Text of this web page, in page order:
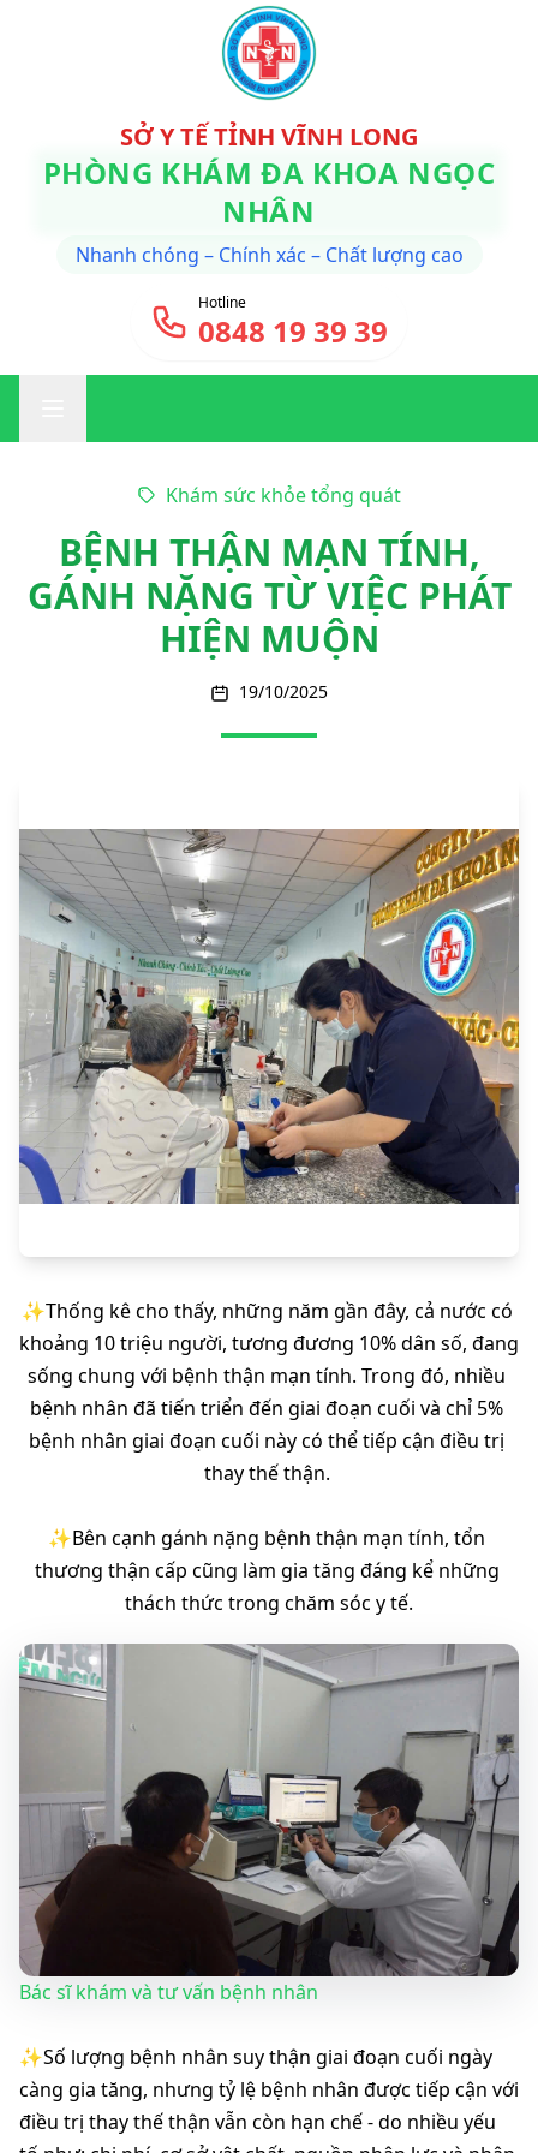
SỞ Y TẾ TỈNH VĨNH LONG
PHÒNG KHÁM ĐA KHOA NGỌC
NHÂN
Nhanh chóng – Chính xác – Chất lượng cao
Hotline
0848 19 39 39
Khám sức khỏe tổng quát
BỆNH THẬN MẠN TÍNH,
GÁNH NẶNG TỪ VIỆC PHÁT
HIỆN MUỘN
19/10/2025
✨️Thống kê cho thấy, những năm gần đây, cả nước có
khoảng 10 triệu người, tương đương 10% dân số, đang
sống chung với bệnh thận mạn tính. Trong đó, nhiều
bệnh nhân đã tiến triển đến giai đoạn cuối và chỉ 5%
bệnh nhân giai đoạn cuối này có thể tiếp cận điều trị
thay thế thận.
✨️Bên cạnh gánh nặng bệnh thận mạn tính, tổn
thương thận cấp cũng làm gia tăng đáng kể những
thách thức trong chăm sóc y tế.
Bác sĩ khám và tư vấn bệnh nhân
✨️Số lượng bệnh nhân suy thận giai đoạn cuối ngày
càng gia tăng, nhưng tỷ lệ bệnh nhân được tiếp cận với
điều trị thay thế thận vẫn còn hạn chế - do nhiều yếu